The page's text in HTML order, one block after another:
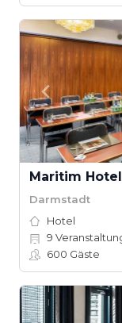
Maritim
Darmstadt
Hotel
9
600 Gäste